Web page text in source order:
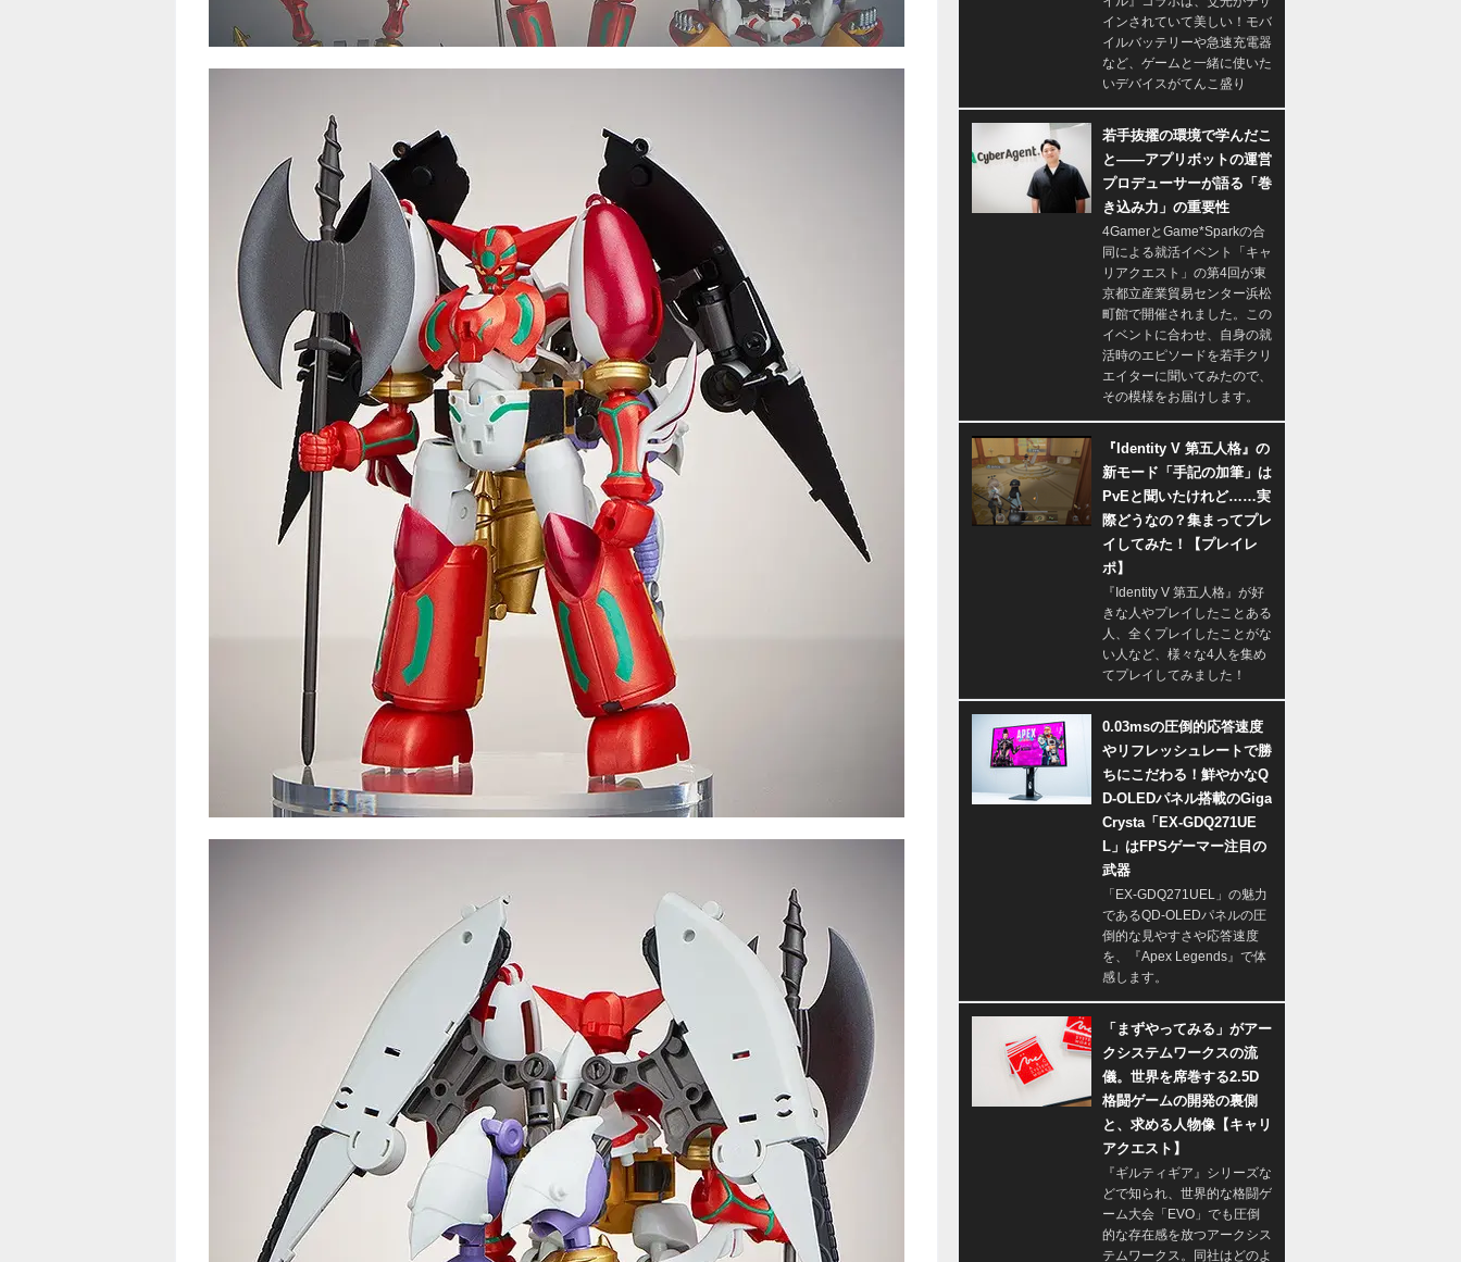
インされていて美しい！モバ
イルバッテリーや急速充電器
など、ゲームと一緒に使いた
いデバイスがてんこ盛り
若手抜擢の環境で学んだこ
と――アプリボットの運営
プロデューサーが語る「巻
き込み力」の重要性
4GamerとGame*Sparkの合
同による就活イベント「キャ
リアクエスト」の第4回が東
京都立産業貿易センター浜松
町館で開催されました。この
イベントに合わせ、自身の就
活時のエピソードを若手クリ
エイターに聞いてみたので、
その模様をお届けします。
『Identity V 第五人格』の
新モード「手記の加筆」は
PvEと聞いたけれど……実
際どうなの？集まってプレ
イしてみた！【プレイレ
ポ】
『Identity V 第五人格』が好
きな人やプレイしたことある
人、全くプレイしたことがな
い人など、様々な4人を集め
てプレイしてみました！
0.03msの圧倒的応答速度
やリフレッシュレートで勝
ちにこだわる！鮮やかなQ
D-OLEDパネル搭載のGiga
Crysta「EX-GDQ271UE
L」はFPSゲーマー注目の
武器
「EX-GDQ271UEL」の魅力
であるQD-OLEDパネルの圧
倒的な見やすさや応答速度
を、『Apex Legends』で体
感します。
「まずやってみる」がアー
クシステムワークスの流
儀。世界を席巻する2.5D
格闘ゲームの開発の裏側
と、求める人物像【キャリ
アクエスト】
『ギルティギア』シリーズな
どで知られ、世界的な格闘ゲ
ーム大会「EVO」でも圧倒
的な存在感を放つアークシス
テムワークス。同社はどのよ